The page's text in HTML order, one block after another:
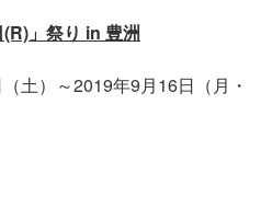
」祭り in 豊洲
土）～2019年9月16日（月・